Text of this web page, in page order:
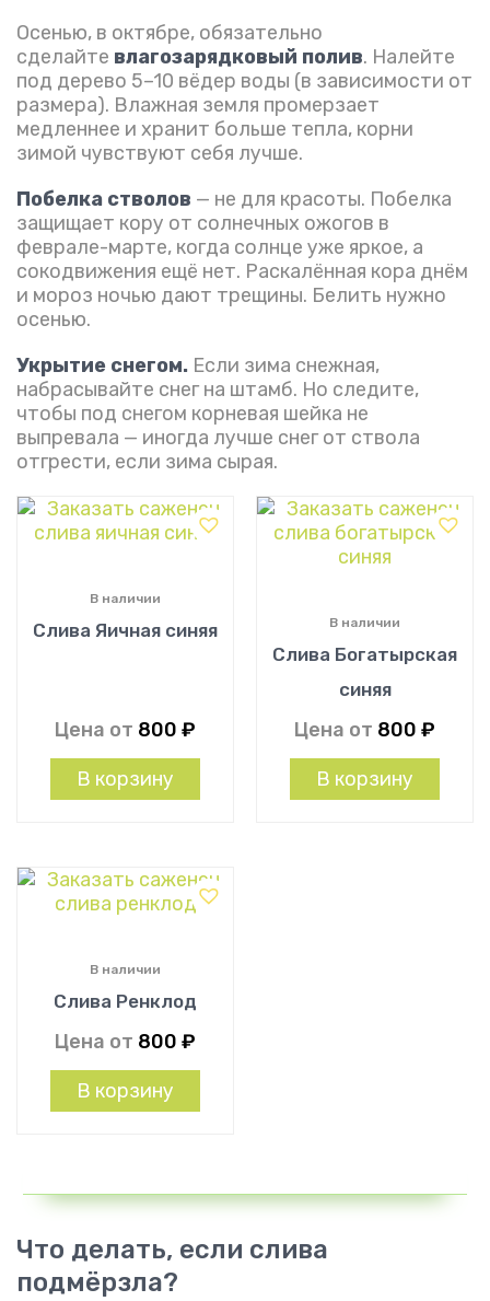
Осенью, в октябре, обязательно
сделайте влагозарядковый полив. Налейте
под дерево 5–10 вёдер воды (в зависимости от
размера). Влажная земля промерзает
медленнее и хранит больше тепла, корни
зимой чувствуют себя лучше.
Побелка стволов — не для красоты. Побелка
защищает кору от солнечных ожогов в
феврале-марте, когда солнце уже яркое, а
сокодвижения ещё нет. Раскалённая кора днём
и мороз ночью дают трещины. Белить нужно
осенью.
Укрытие снегом. Если зима снежная,
набрасывайте снег на штамб. Но следите,
чтобы под снегом корневая шейка не
выпревала — иногда лучше снег от ствола
отгрести, если зима сырая.
Слива Яичная синяя
В наличии
Цена от 800 ₽
В корзину
Слива Богатырская
синяя
В наличии
Цена от 800 ₽
В корзину
Слива Ренклод
В наличии
Цена от 800 ₽
В корзину
Что делать, если слива
подмёрзла?